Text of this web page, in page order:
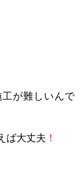
が難しいんで
ば大丈夫 ！